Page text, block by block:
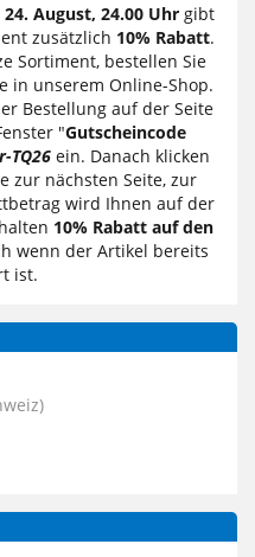
August, 24.00 Uhr gibt
zusätzlich 10% Rabatt.
Sortiment, bestellen Sie
in unserem Online-Shop.
Bestellung auf der Seite
"Gutscheincode
TQ26 ein. Danach klicken
zur nächsten Seite, zur
wird Ihnen auf der
10% Rabatt auf den
wenn der Artikel bereits
ist.